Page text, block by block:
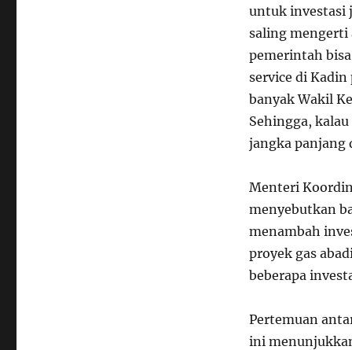
untuk investasi
saling mengerti
pemerintah
service di
banyak Wakil
Sehingga,
jangka panjang
Menteri
menyebutkan
menambah
proyek gas
beberapa
Pertemuan
ini